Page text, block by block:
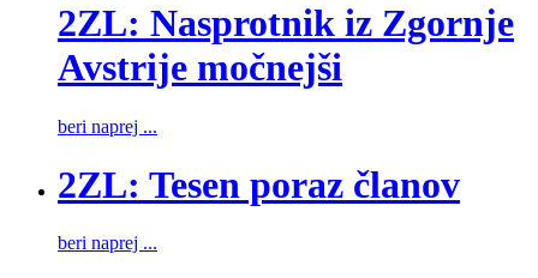
2ZL: Nasprotnik iz Zgornje
Avstrije močnejši
beri naprej ...
2ZL: Tesen poraz članov
beri naprej ...